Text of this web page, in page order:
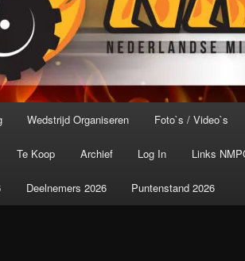
Wedstrijd Organiseren Foto`s / Video`s
Te Koop Archief Log In Links
Deelnemers 2026 Puntenstand 2026